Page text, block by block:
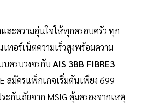
ละความอุ่นใจให้ทุกครอบครัว ทุก
ทอร์เน็ตความเร็วสูงพร้อมความ
ครบวงจรกับ AIS 3BB FIBRE3
สมัครแพ็กเกจเริ่มต้นเพียง 699
กันภัยจาก MSIG คุ้มครองจากเหตุ